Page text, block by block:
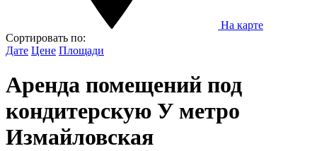
На карте
Сортировать по:
Дате Цене Площади
Аренда помещений под
кондитерскую У метро
Измайловская